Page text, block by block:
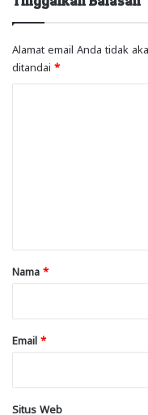
Alamat email Anda tidak
ditandai *
rNama *
Email *
Situs Web